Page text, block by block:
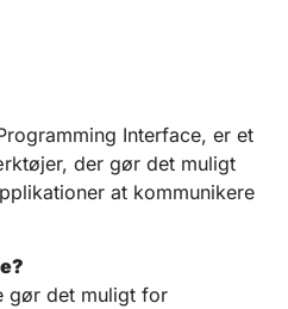
Interface, er et
der gør det muligt
at kommunikere
gør det muligt for